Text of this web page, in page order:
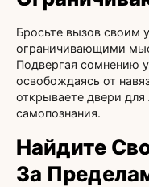
Бросьте вызов своим
ограничивающими
Подвергая сомнению
освобождаясь от
открываете двери для
самопознания.
Найдите
За